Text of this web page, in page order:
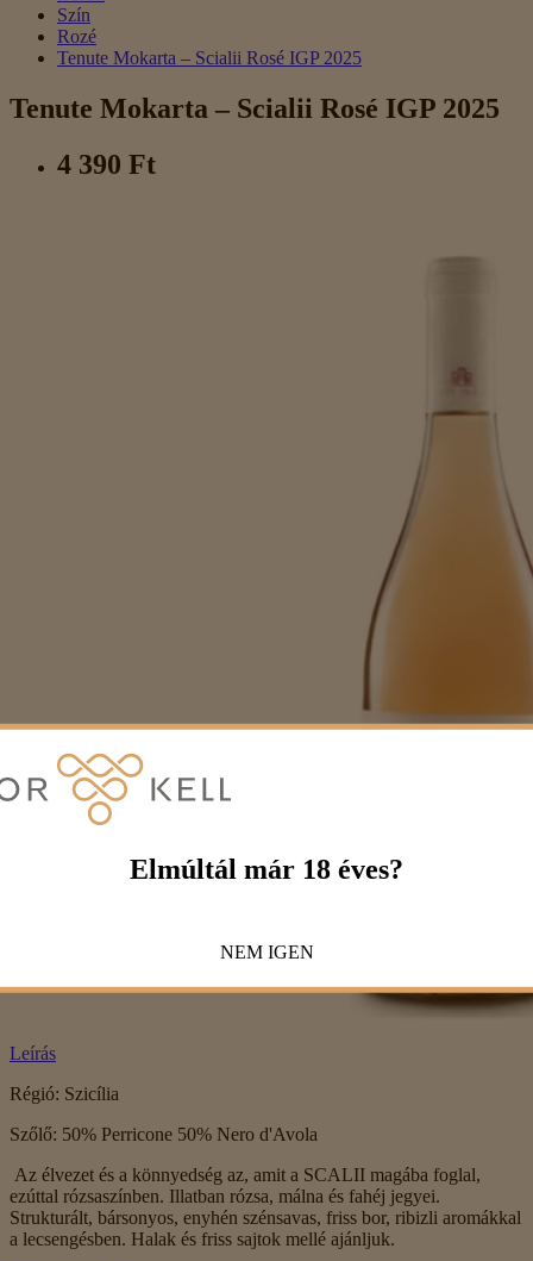
Szín
Rozé
Tenute Mokarta – Scialii Rosé IGP 2025
Tenute Mokarta – Scialii Rosé IGP 2025
4 390 Ft
Leírás
Régió: Szicília
Szőlő: 50% Perricone 50% Nero d'Avola
Az élvezet és a könnyedség az, amit a SCALII magába foglal,
ezúttal rózsaszínben. Illatban rózsa, málna és fahéj jegyei.
Strukturált, bársonyos, enyhén szénsavas, friss bor, ribizli aromákkal
a lecsengésben. Halak és friss sajtok mellé ajánljuk.
Elmúltál már 18 éves?
NEM IGEN